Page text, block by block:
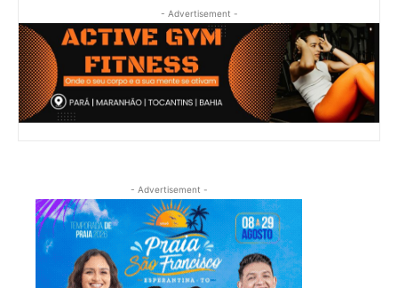
- Advertisement -
- Advertisement -